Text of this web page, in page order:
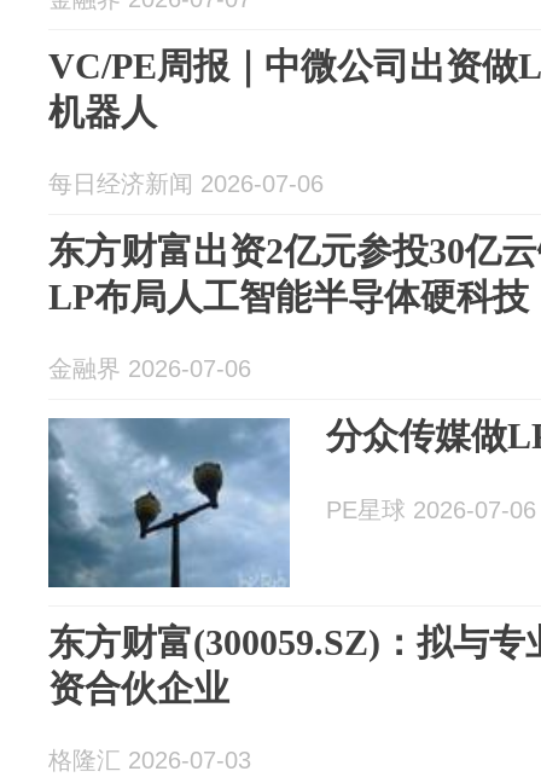
VC/PE周报｜中微公司出资做
机器人
每日经济新闻 2026-07-06
东方财富出资2亿元参投30亿
LP布局人工智能半导体硬科技
金融界 2026-07-06
分众传媒做
PE星球 2026-07-06
东方财富(300059.SZ)：拟与
资合伙企业
格隆汇 2026-07-03